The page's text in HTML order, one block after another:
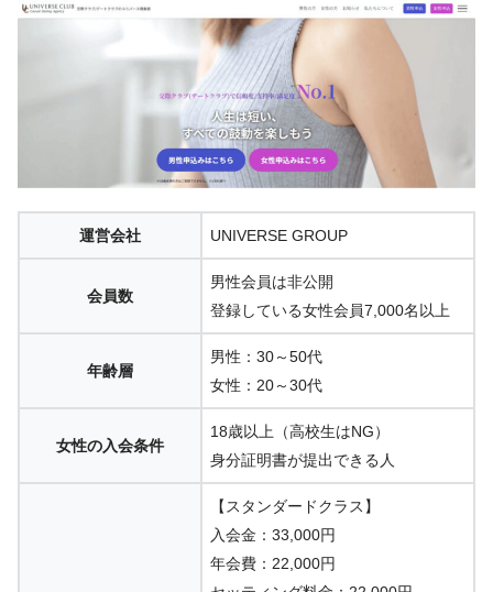
運営会社 UNIVERSE GROUP
会員数
男性会員は非公開
登録している女性会員7,000名以上
年齢層
男性：30～50代
女性：20～30代
女性の入会条件
18歳以上（高校生はNG）
身分証明書が提出できる人
【スタンダードクラス】
入会金：33,000円
年会費：22,000円